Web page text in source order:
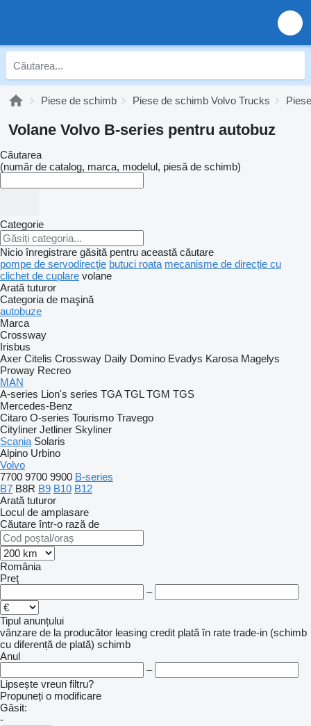
Piese de schimb Piese de schimb Volvo Trucks
Volane Volvo B-series pentru autobuz
Căutarea
(număr de catalog, marca, modelul, piesă de schimb)
Categorie
Nicio înregistrare găsită pentru această căutare
pompe de servodirecţie butuci roata mecanisme de direcție cu
clichet de cuplare volane
Arată tuturor
Categoria de maşină
autobuze
Marca
Crossway
Irisbus
Axer Citelis Crossway Daily Domino Evadys Karosa Magelys
Proway Recreo
MAN
A-series Lion's series TGA TGL TGM TGS
Mercedes-Benz
Citaro O-series Tourismo Travego
Cityliner Jetliner Skyliner
Scania Solaris
Alpino Urbino
Volvo
7700 9700 9900 B-series
B7 B8R B9 B10 B12
Arată tuturor
Locul de amplasare
Căutare într-o rază de
România
Preţ
–
Tipul anunțului
vânzare de la producător leasing credit plată în rate trade-in (schimb
cu diferență de plată) schimb
Anul
–
Lipsește vreun filtru?
Propuneți o modificare
Găsit:
-